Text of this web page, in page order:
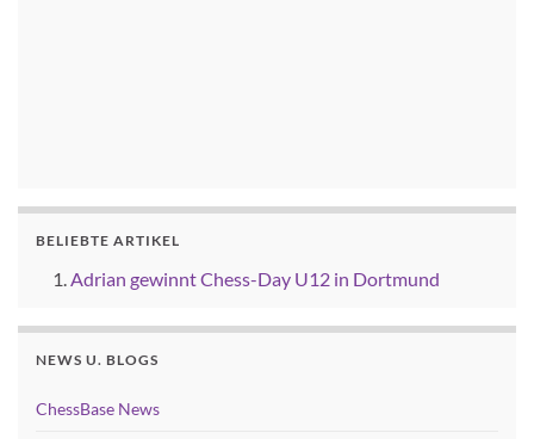
BELIEBTE ARTIKEL
Adrian gewinnt Chess-Day U12 in Dortmund
NEWS U. BLOGS
ChessBase News